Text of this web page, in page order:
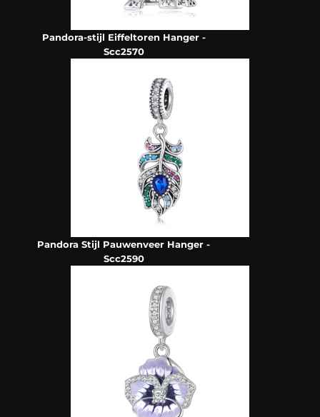
Pandora-stijl Eiffeltoren Hanger -
Scc2570
Pandora Stijl Pauwenveer Hanger -
Scc2590